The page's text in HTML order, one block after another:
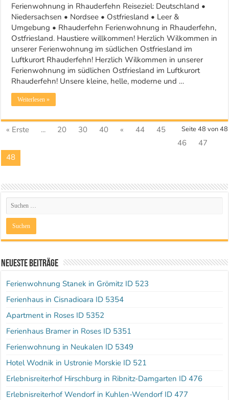
Ferienwohnung in Rhauderfehn Reiseziel: Deutschland •
Niedersachsen • Nordsee • Ostfriesland • Leer &
Umgebung • Rhauderfehn Ferienwohnung in Rhauderfehn,
Ostfriesland. Haustiere willkommen! Herzlich Wilkommen in
unserer Ferienwohnung im südlichen Ostfriesland im
Luftkurort Rhauderfehn! Herzlich Wilkommen in unserer
Ferienwohnung im südlichen Ostfriesland im Luftkurort
Rhauderfehn! Unsere kleine, helle, moderne und …
Weiterlesen »
Seite 48 von 48
« Erste ... 20 30 40 « 44
45
46
47
48
Neueste Beiträge
Ferienwohnung Stanek in Grömitz ID 523
Ferienhaus in Cisnadioara ID 5354
Apartment in Roses ID 5352
Ferienhaus Bramer in Roses ID 5351
Ferienwohnung in Neukalen ID 5349
Hotel Wodnik in Ustronie Morskie ID 521
Erlebnisreiterhof Hirschburg in Ribnitz-Damgarten ID 476
Erlebnisreiterhof Wendorf in Kuhlen-Wendorf ID 477